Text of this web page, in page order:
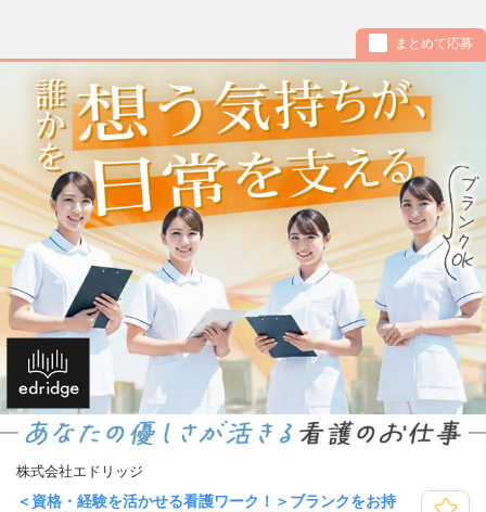
まとめて応募
株式会社エドリッジ
＜資格・経験を活かせる看護ワーク！＞ブランクをお持